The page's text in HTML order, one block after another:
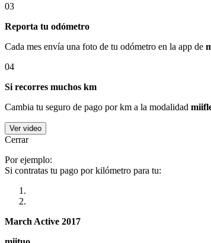
03
Reporta tu odómetro
Cada mes envía una foto de tu odómetro en la app de
04
Si recorres muchos km
Cambia tu seguro de pago por km a la modalidad
Ver video
Cerrar
Por ejemplo:
Si contratas tu pago por kilómetro para tu:
March Active 2017